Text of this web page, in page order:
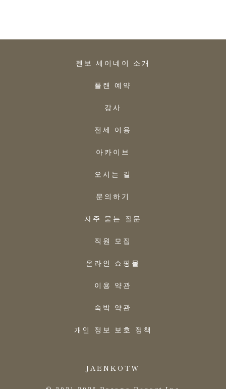
젠보 세이네이 소개
플랜 예약
강사
전세 이용
아카이브
오시는 길
문의하기
자주 묻는 질문
직원 모집
온라인 쇼핑몰
이용 약관
숙박 약관
개인 정보 보호 정책
JAENKO TW